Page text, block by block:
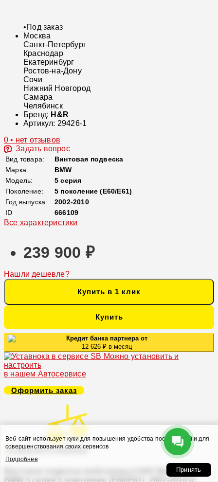
•Под заказ
Москва
Санкт-Петербург
Краснодар
Екатеринбург
Ростов-на-Дону
Сочи
Нижний Новгород
Самара
Челябинск
Бренд: H&R
Артикул: 29426-1
0 • нет отзывов
Задать вопрос
Вид товара:
Винтовая подвеска
Марка:
BMW
Модель:
5 серия
Поколение:
5 поколение (E60/E61)
Год выпуска:
2002-2010
ID
666109
Все характеристики
239 900 ₽
Нашли дешевле?
Купить в 1 клик
Купить
Кредит банка партнера от
12 626 ₽ в месяц
Можно установить и
настроить
в нашем Автосервисе
Оформить заказ
В закладки В сравнение
Винтовая подвеска (койловеры) H&R Monotube,
BMW 5 серия 5 поколение (E60/E61), 2002-2010 (с
Веб-сайт использует куки для повышения удобства посетителей и для
совершенствования своих сервисов
Подробнее
Принять